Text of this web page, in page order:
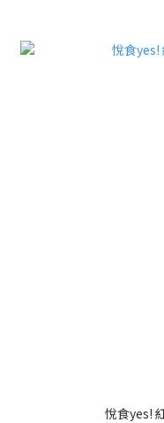
悅食yes!